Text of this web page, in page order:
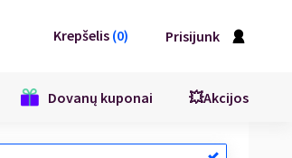
Krepšelis (0) Prisijunk
Dovanų kuponai 💥Akcijos